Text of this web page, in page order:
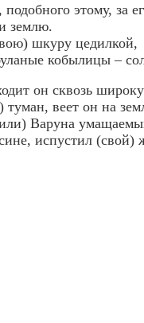
этому, за
землю.
шкуру цедилкой,
кобылицы –
он сквозь
туман, веет он на
Варуна
испустил (свой)